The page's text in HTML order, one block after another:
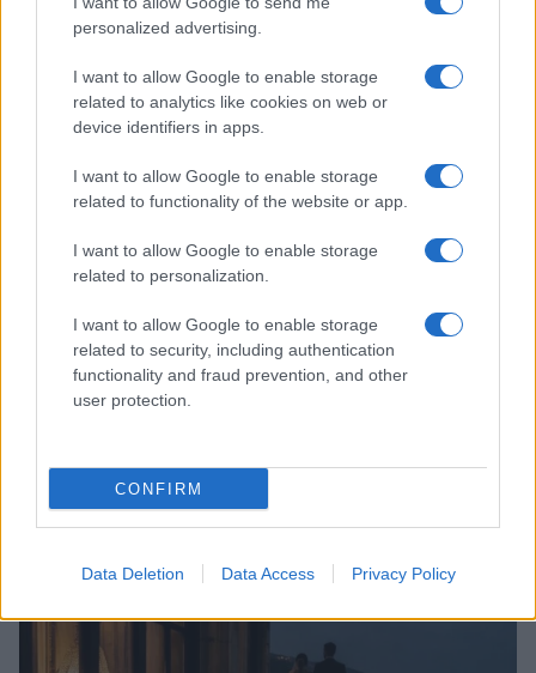
personalized advertising.
I want to allow Google to enable storage
related to analytics like cookies on web or
device identifiers in apps.
I want to allow Google to enable storage
related to functionality of the website or app.
I want to allow Google to enable storage
related to personalization.
I want to allow Google to enable storage
related to security, including authentication
functionality and fraud prevention, and other
user protection.
CONFIRM
Data Deletion Data Access Privacy Policy
Come il face icing può trasformare la tua routine di
bellezza
Cristian Castiglioni · 9 Ago 2026
BELLEZZA
routine di cura
Cristian Castiglioni · 9 Ago 2026